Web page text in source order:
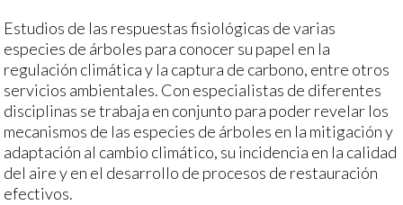
Estudios de las respuestas fisiológicas de varias
especies de árboles para conocer su papel en la
regulación climática y la captura de carbono, entre otros
servicios ambientales. Con especialistas de diferentes
disciplinas se trabaja en conjunto para poder revelar los
mecanismos de las especies de árboles en la mitigación y
adaptación al cambio climático, su incidencia en la calidad
del aire y en el desarrollo de procesos de restauración
efectivos.